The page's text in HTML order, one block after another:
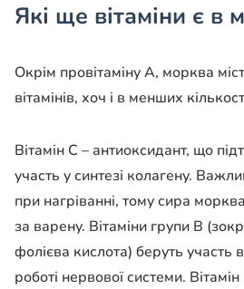
Які ще вітаміни є в
Окрім провітаміну А, морква
вітамінів, хоч і в менших
Вітамін С – антиоксидант, що
участь у синтезі колагену.
при нагріванні, тому сира
за варену. Вітаміни групи В
фолієва кислота) беруть участь
роботі нервової системи.